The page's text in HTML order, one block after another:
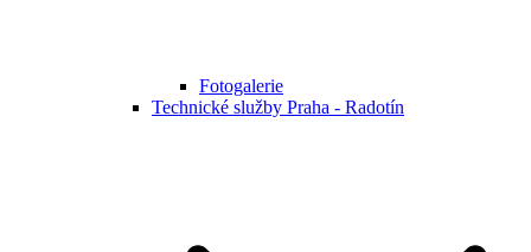
Fotogalerie
Technické služby Praha - Radotín